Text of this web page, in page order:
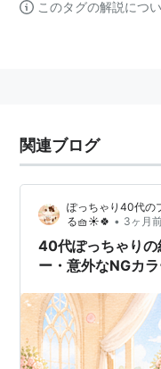
このタグの解説につ
関連ブログ
ぽっちゃり40代の
る🧺☀️🍀 • 3ヶ月
40代ぽっちゃり
ー・意外なNGカ